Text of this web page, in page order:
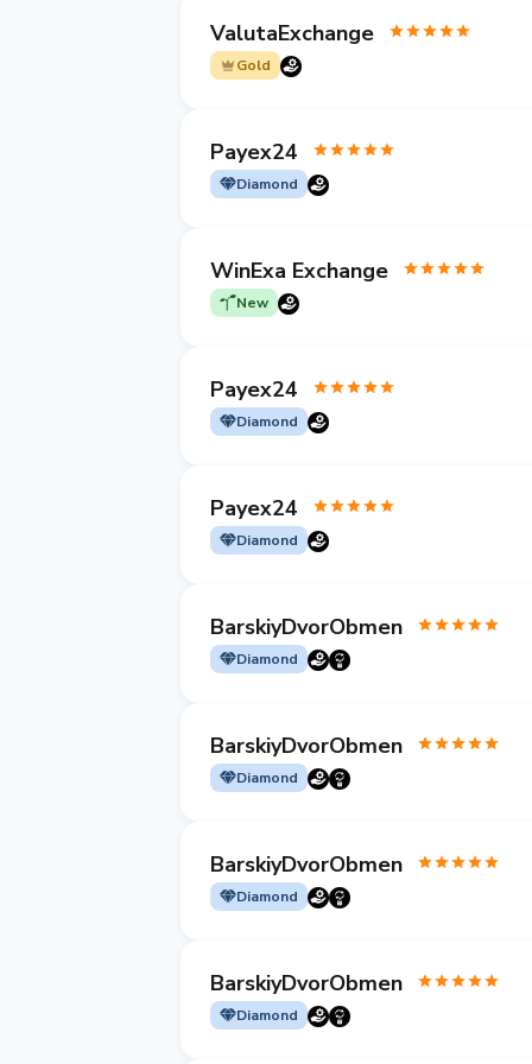
ValutaExchange
Gold
Payex24
Diamond
WinExa Exchange
New
Payex24
Diamond
Payex24
Diamond
BarskiyDvorObmen
Diamond
BarskiyDvorObmen
Diamond
BarskiyDvorObmen
Diamond
BarskiyDvorObmen
Diamond